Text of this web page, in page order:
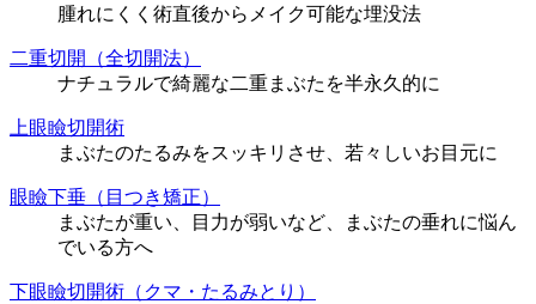
腫れにくく術直後からメイク可能な埋没法
二重切開（全切開法）
ナチュラルで綺麗な二重まぶたを半永久的に
上眼瞼切開術
まぶたのたるみをスッキリさせ、若々しいお目元に
眼瞼下垂（目つき矯正）
まぶたが重い、目力が弱いなど、まぶたの垂れに悩ん
でいる方へ
下眼瞼切開術（クマ・たるみとり）